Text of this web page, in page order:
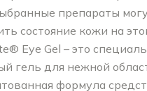
препараты
состояние кожи на
Eye Gel – это
гель для нежной
формула